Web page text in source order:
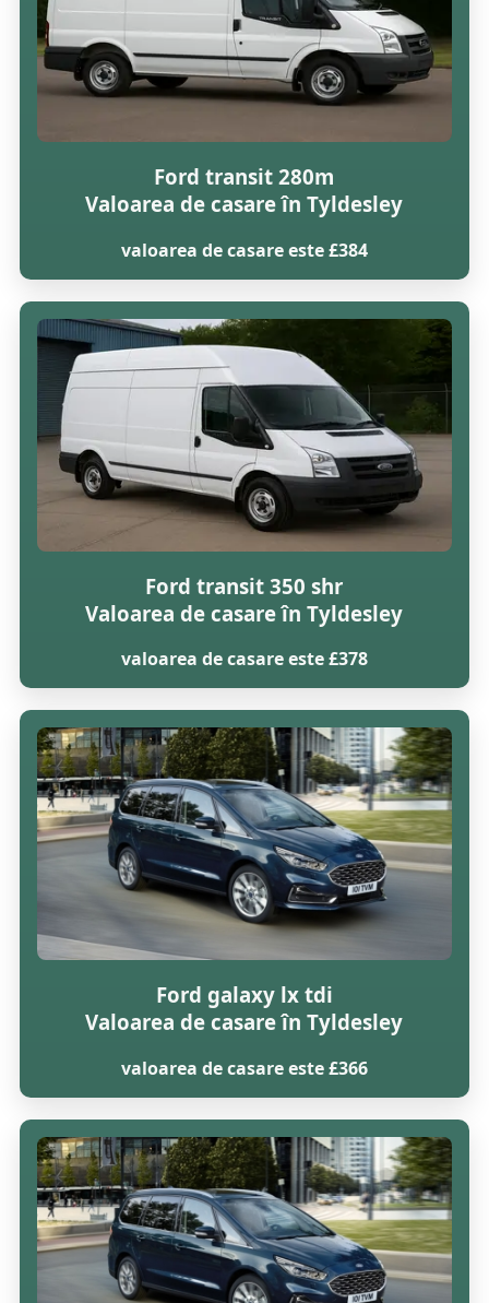
Ford transit 280m
Valoarea de casare în Tyldesley
valoarea de casare este £384
Ford transit 350 shr
Valoarea de casare în Tyldesley
valoarea de casare este £378
Ford galaxy lx tdi
Valoarea de casare în Tyldesley
valoarea de casare este £366